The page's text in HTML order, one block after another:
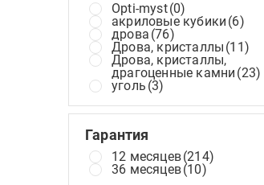
Opti-myst(0)
акриловые кубики (6)
дрова (76)
Дрова, кристаллы (11)
Дрова, кристаллы,
драгоценные камни (23)
уголь (3)
Гарантия
12 месяцев(214)
36 месяцев(10)